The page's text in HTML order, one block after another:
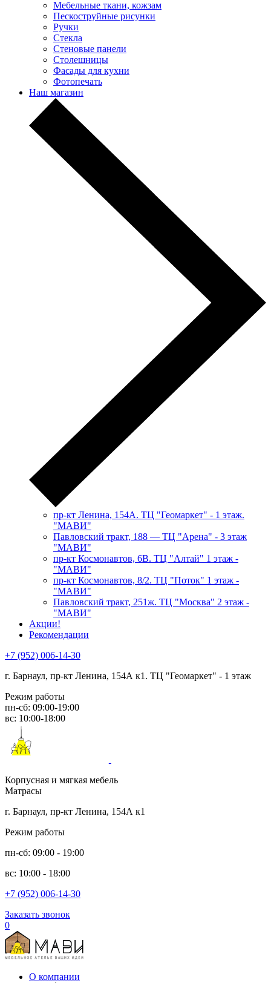
Мебельные ткани, кожзам
Пескоструйные рисунки
Ручки
Стекла
Стеновые панели
Столешницы
Фасады для кухни
Фотопечать
Наш магазин
пр-кт Ленина, 154А. ТЦ "Геомаркет" - 1 этаж.
"МАВИ"
​Павловский тракт, 188 — ТЦ "Арена" - 3 этаж
"МАВИ"
пр-кт Космонавтов, 6В. ТЦ "Алтай" 1 этаж -
"МАВИ"
пр-кт Космонавтов, 8/2. ТЦ "Поток" 1 этаж -
"МАВИ"
Павловский тракт, 251ж. ТЦ "Москва" 2 этаж -
"МАВИ"
Акции!
Рекомендации
+7 (952) 006-14-30
г. Барнаул, пр-кт Ленина, 154А к1. ТЦ "Геомаркет" - 1 этаж
Режим работы
пн-сб: 09:00-19:00
вс: 10:00-18:00
Корпусная и мягкая мебель
Матрасы
г. Барнаул, пр-кт Ленина, 154А к1
Режим работы
пн-сб: 09:00 - 19:00
вс: 10:00 - 18:00
+7 (952) 006-14-30
Заказать звонок
0
О компании